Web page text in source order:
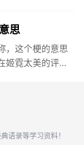
思
，这个梗的意思
姬霓太美的评论
语录等学习资料！